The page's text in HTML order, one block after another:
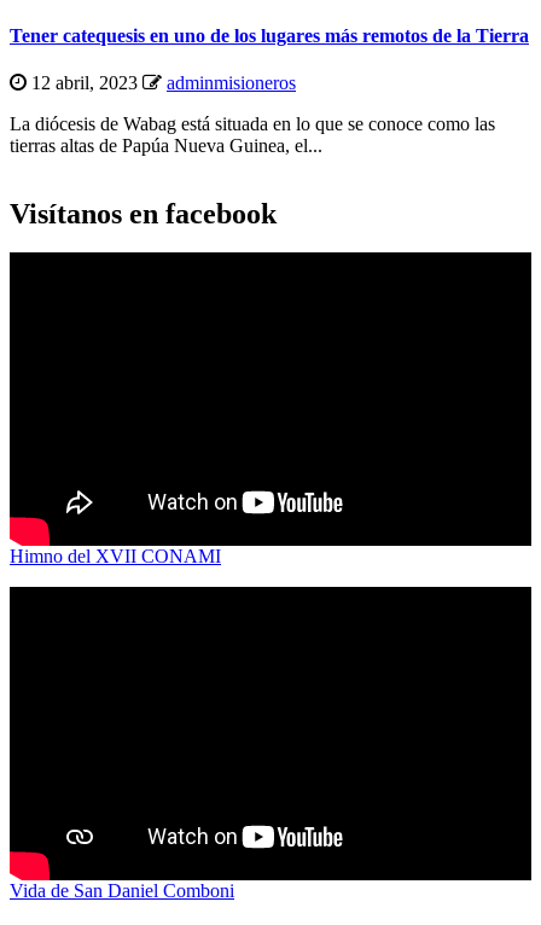
Tener catequesis en uno de los lugares más remotos de la Tierra
12 abril, 2023
adminmisioneros
La diócesis de Wabag está situada en lo que se conoce como las
tierras altas de Papúa Nueva Guinea, el...
Visítanos en facebook
Himno del XVII CONAMI
Vida de San Daniel Comboni